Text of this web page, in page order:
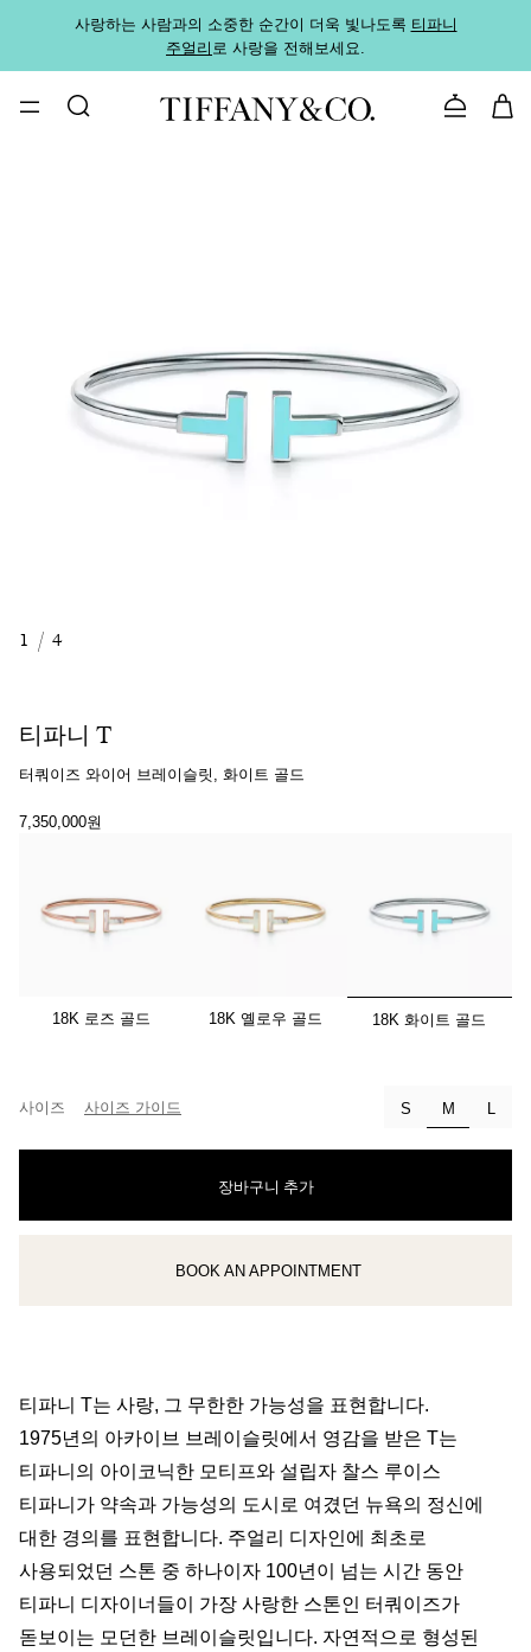
사랑하는 사람과의 소중한 순간이 더욱 빛나도록 티파니
주얼리로 사랑을 전해보세요.
문의하기
1 / 4
티파니 T
터쿼이즈 와이어 브레이슬릿, 화이트 골드
7,350,000원
18K 로즈 골드 18K 옐로우 골드 선택됨
18K 화이트 골드
사이즈 사이즈 가이드 S M선택됨L
장바구니 추가
클라이언트 어드바이저에게 문의하거나 예약하세요
BOOK AN APPOINTMENT
티파니 T는 사랑, 그 무한한 가능성을 표현합니다.
1975년의 아카이브 브레이슬릿에서 영감을 받은 T는
티파니의 아이코닉한 모티프와 설립자 찰스 루이스
티파니가 약속과 가능성의 도시로 여겼던 뉴욕의 정신에
대한 경의를 표현합니다. 주얼리 디자인에 최초로
사용되었던 스톤 중 하나이자 100년이 넘는 시간 동안
티파니 디자이너들이 가장 사랑한 스톤인 터쿼이즈가
돋보이는 모던한 브레이슬릿입니다. 자연적으로 형성된